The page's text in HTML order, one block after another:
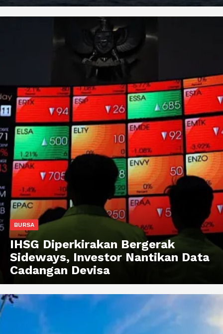
BURSA
IHSG Diperkirakan Bergerak
Sideways, Investor Nantikan Data
Cadangan Devisa